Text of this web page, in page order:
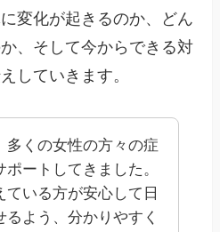
変化が起きるのか、どん
、そして今からできる対
していきます。
多くの女性の方々の症
ポートしてきました。
ている方が安心して日
るよう、分かりやすく